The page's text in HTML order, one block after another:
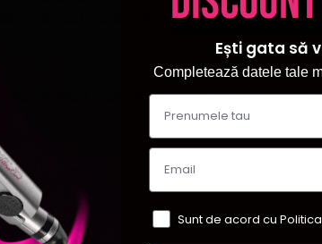
in lampa LED sau 3-4 minute in lampa UV;
special
Soak Off RemoversauAcetona
Ești gata să
Completează datele tale
Sunt de acord cu